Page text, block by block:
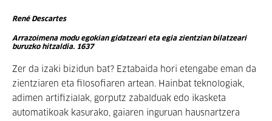
René Descartes
Arrazoimena modu egokian gidatzeari eta egia zientzian bilatzeari
buruzko hitzaldia. 1637
Zer da izaki bizidun bat? Eztabaida hori etengabe eman da
zientziaren eta filosofiaren artean. Hainbat teknologiak,
adimen artifizialak, gorputz zabalduak edo ikasketa
automatikoak kasurako, gaiaren inguruan hausnartzera